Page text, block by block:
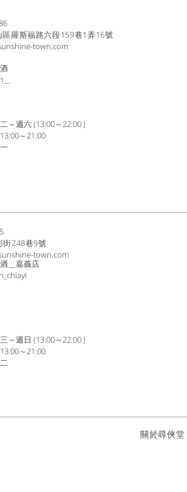
羅斯福路六段159巷1弄16號
town.com
～週六 (13:00～22:00 )
～21:00
街248巷9號
town.com
～週日 (13:00～22:00 )
～21:00
＿嘉義店
關於尋俠